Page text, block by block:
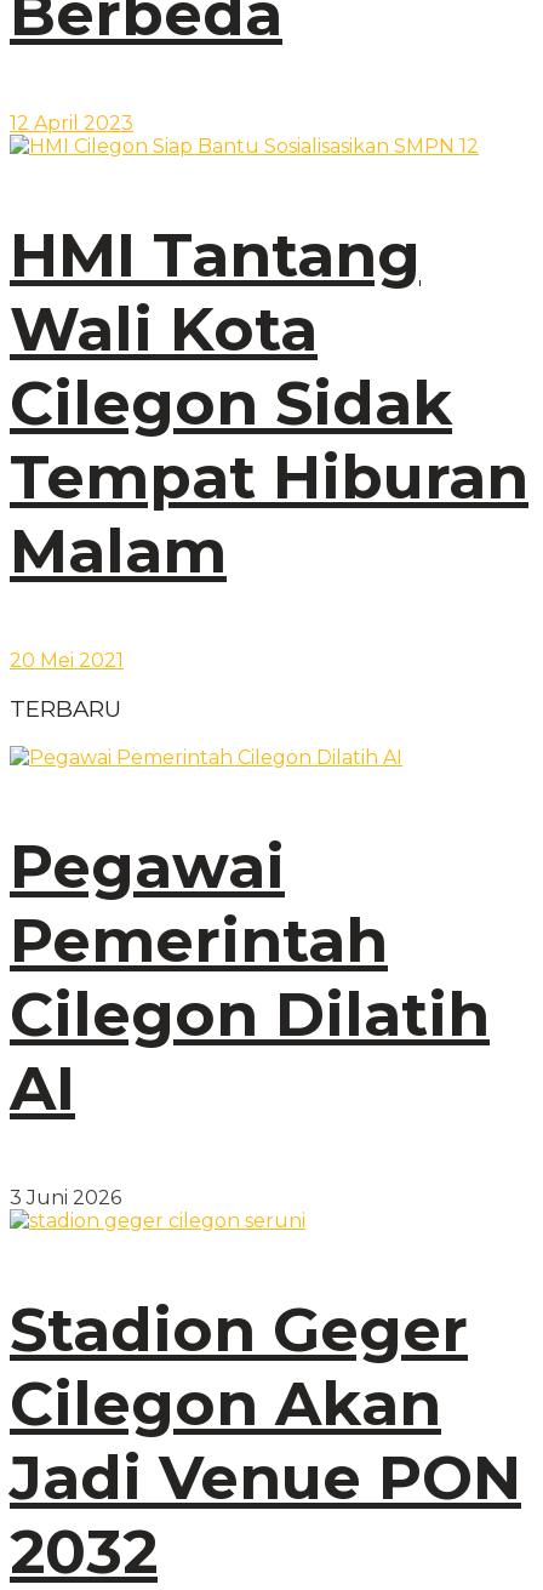
12 April 2023
HMI Tantang
Wali Kota
Cilegon Sidak
Tempat Hiburan
Malam
20 Mei 2021
TERBARU
Pegawai
Pemerintah
Cilegon Dilatih
AI
3 Juni 2026
Stadion Geger
Cilegon Akan
Jadi Venue PON
2032